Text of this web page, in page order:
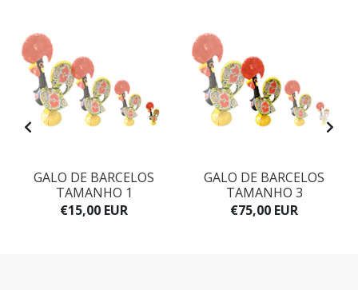
GALO DE BARCELOS
TAMANHO 1
€15,00 EUR
GALO DE BARCELOS
TAMANHO 3
€75,00 EUR